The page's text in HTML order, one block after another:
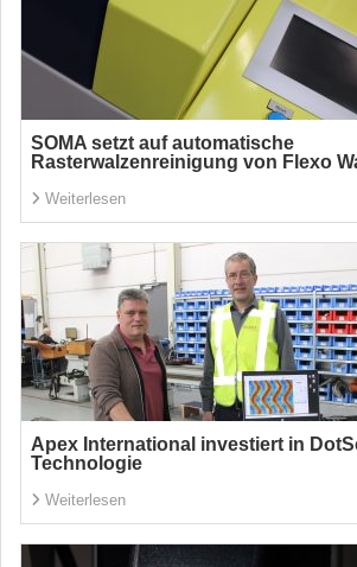
SOMA setzt auf automatische
Rasterwalzenreinigung von Flexo
Weiterlesen
Apex International investiert in
Technologie
Weiterlesen